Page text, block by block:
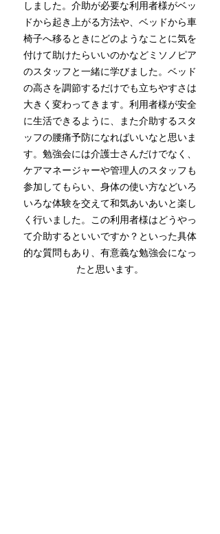
しました。介助が必要な利用者様がベッ
ドから起き上がる方法や、ベッドから車
椅子へ移るときにどのようなことに気を
付けて助けたらいいのかなどミソノピア
のスタッフと一緒に学びました。ベッド
の高さを調節するだけでも立ちやすさは
大きく変わってきます。利用者様が安全
に生活できるように、また介助するスタ
ッフの腰痛予防になればいいなと思いま
す。勉強会には介護士さんだけでなく、
ケアマネージャーや管理人のスタッフも
参加してもらい、身体の使い方などいろ
いろな体験を交えて和気あいあいと楽し
く行いました。この利用者様はどうやっ
て介助するといいですか？といった具体
的な質問もあり、有意義な勉強会になっ
たと思います。